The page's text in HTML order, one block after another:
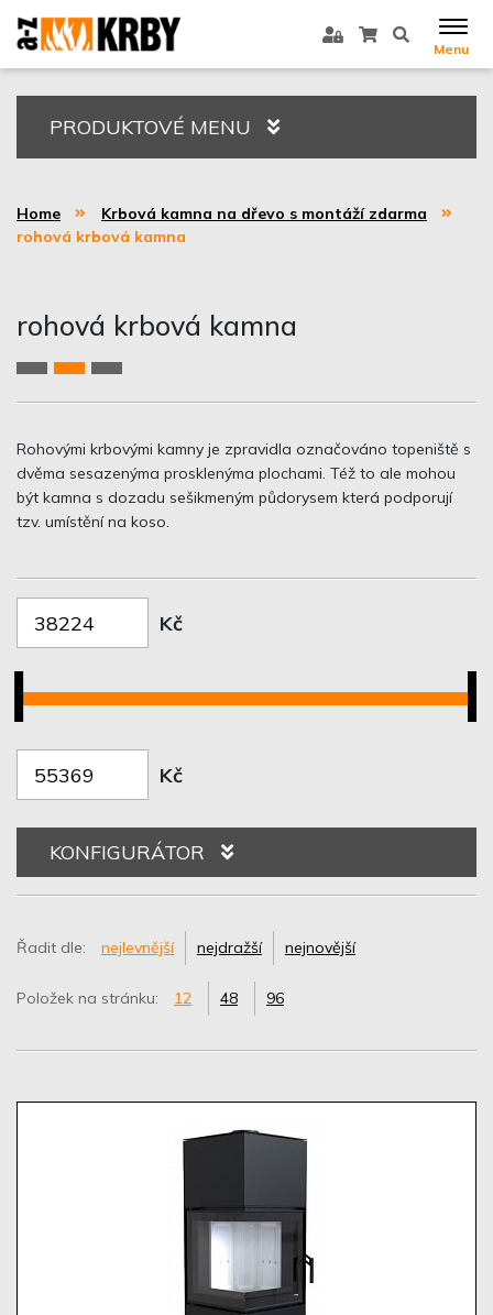
Menu
PRODUKTOVÉ MENU
Home
Krbová kamna na dřevo s montáží zdarma
rohová krbová kamna
rohová krbová kamna
Rohovými krbovými kamny je zpravidla označováno topeniště s
dvěma sesazenýma prosklenýma plochami. Též to ale mohou
být kamna s dozadu sešikmeným půdorysem která podporují
tzv. umístění na koso.
Kč
Kč
KONFIGURÁTOR
Řadit dle: nejlevnější nejdražší nejnovější
Položek na stránku: 12 48 96